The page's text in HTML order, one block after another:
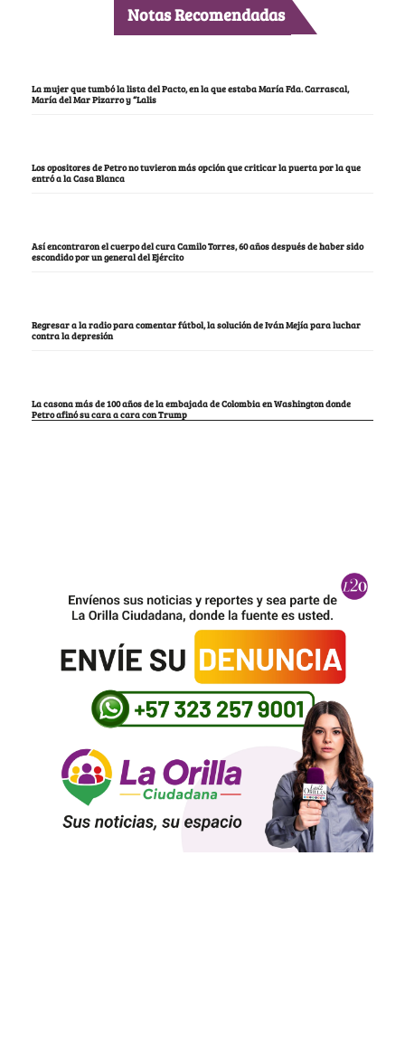
Notas Recomendadas
La mujer que tumbó la lista del Pacto, en la que estaba María Fda. Carrascal,
María del Mar Pizarro y “Lalis
Los opositores de Petro no tuvieron más opción que criticar la puerta por la que
entró a la Casa Blanca
Así encontraron el cuerpo del cura Camilo Torres, 60 años después de haber sido
escondido por un general del Ejército
Regresar a la radio para comentar fútbol, la solución de Iván Mejía para luchar
contra la depresión
La casona más de 100 años de la embajada de Colombia en Washington donde
Petro afinó su cara a cara con Trump